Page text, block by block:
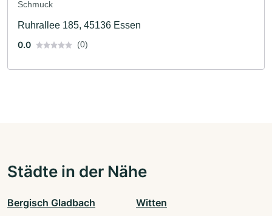
Schmuck
Ruhrallee 185, 45136 Essen
0.0
(0)
Städte in der Nähe
Bergisch Gladbach Witten